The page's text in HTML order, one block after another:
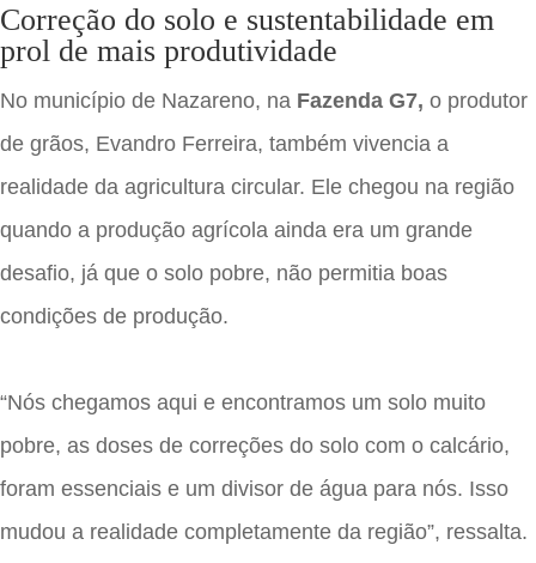
Correção do solo e sustentabilidade em
prol de mais produtividade
No município de Nazareno, na Fazenda G7, o produtor
de grãos, Evandro Ferreira, também vivencia a
realidade da agricultura circular. Ele chegou na região
quando a produção agrícola ainda era um grande
desafio, já que o solo pobre, não permitia boas
condições de produção.
“Nós chegamos aqui e encontramos um solo muito
pobre, as doses de correções do solo com o calcário,
foram essenciais e um divisor de água para nós. Isso
mudou a realidade completamente da região”, ressalta.